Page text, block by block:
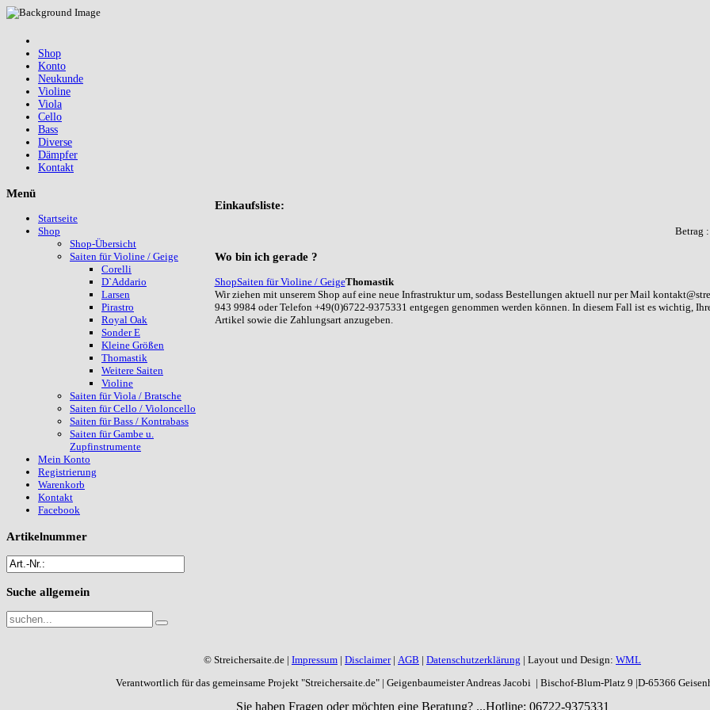
Shop
Konto
Neukunde
Violine
Viola
Cello
Bass
Diverse
Dämpfer
Kontakt
Einkaufsliste:
Betrag :
Wo bin ich gerade ?
ShopSaiten für Violine / GeigeThomastik
Wir ziehen mit unserem Shop auf eine neue Infrastruktur um, sodass Bestellungen aktuell nur per Mail
943 9984 oder Telefon +49(0)6722-9375331 entgegen genommen werden können. In diesem Fall ist es wichtig,
Artikel sowie die Zahlungsart anzugeben.
Menü
Startseite
Shop
Shop-Übersicht
Saiten für Violine / Geige
Corelli
D`Addario
Larsen
Pirastro
Royal Oak
Sonder E
Kleine Größen
Thomastik
Weitere Saiten
Violine
Saiten für Viola / Bratsche
Saiten für Cello / Violoncello
Saiten für Bass / Kontrabass
Saiten für Gambe u.
Zupfinstrumente
Mein Konto
Registrierung
Warenkorb
Kontakt
Facebook
Artikelnummer
Suche allgemein
© Streichersaite.de | Impressum | Disclaimer| AGB | Datenschutzerklärung | Layout und Design: WML
Verantwortlich für das gemeinsame Projekt "Streichersaite.de" | Geigenbaumeister Andreas Jacobi | Bischof-Blum-Platz 9 |D-65366
Sie haben Fragen oder möchten eine Beratung? ...Hotline: 06722-9375331